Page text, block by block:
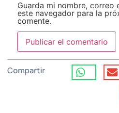
Guarda mi nombre, correo
este navegador para la
comente.
Compartir